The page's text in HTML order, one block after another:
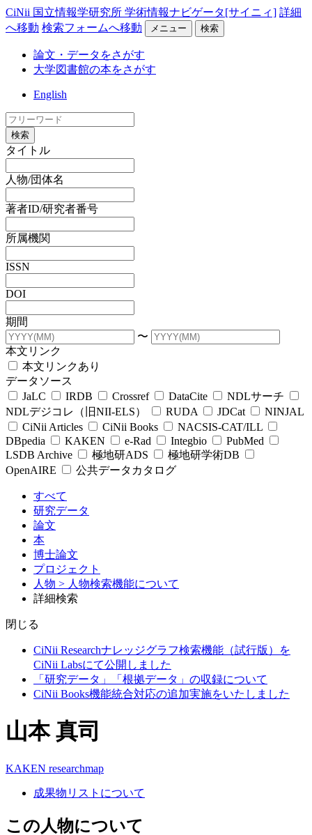
CiNii 国立情報学研究所 学術情報ナビゲータ[サイニィ] 詳細
へ移動 検索フォームへ移動 メニュー 検索
論文・データをさがす
大学図書館の本をさがす
English
検索
タイトル
人物/団体名
著者ID/研究者番号
所属機関
ISSN
DOI
期間
〜
本文リンク
本文リンクあり
データソース
JaLC
IRDB Crossref DataCite
NDLサーチ
NDLデジコレ（旧NII-ELS）
RUDA JDCat
NINJAL
CiNii Articles
CiNii Books
NACSIS-CAT/ILL
DBpedia
KAKEN e-Rad Integbio
PubMed
LSDB Archive
極地研ADS
極地研学術DB
OpenAIRE
公共データカタログ
すべて
研究データ
論文
本
博士論文
プロジェクト
人物 > 人物検索機能について
詳細検索
閉じる
CiNii Researchナレッジグラフ検索機能（試行版）を
CiNii Labsにて公開しました
「研究データ」「根拠データ」の収録について
CiNii Books機能統合対応の追加実施をいたしました
山本 真司
KAKEN researchmap
成果物リストについて
この人物について